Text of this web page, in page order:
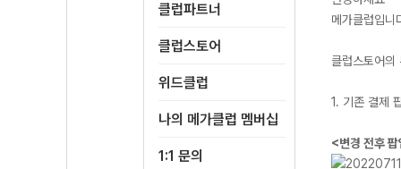
클럽파트너
클럽스토어
위드클럽
나의 메가클럽 멤버십
1:1 문의
메가클럽입
클럽스토어
1. 기존 결제
<변경 전후